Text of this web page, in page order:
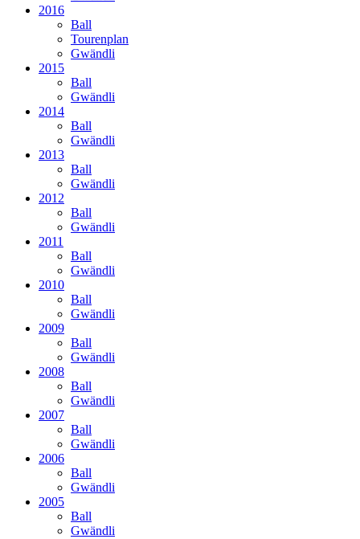
2016
Ball
Tourenplan
Gwändli
2015
Ball
Gwändli
2014
Ball
Gwändli
2013
Ball
Gwändli
2012
Ball
Gwändli
2011
Ball
Gwändli
2010
Ball
Gwändli
2009
Ball
Gwändli
2008
Ball
Gwändli
2007
Ball
Gwändli
2006
Ball
Gwändli
2005
Ball
Gwändli